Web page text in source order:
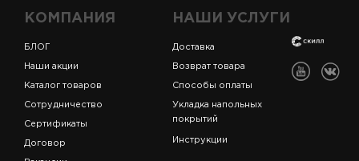
КОМПАНИЯ
БЛОГ
Наши акции
Каталог товаров
Сотрудничество
Сертификаты
Договор
НАШИ УСЛУГИ
Доставка
Возврат товара
Способы оплаты
Укладка напольных
покрытий
Инструкции